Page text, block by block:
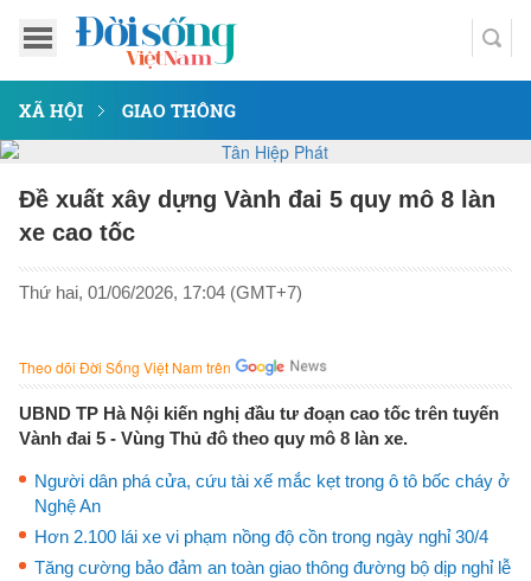
XÃ HỘI GIAO THÔNG
Đề xuất xây dựng Vành đai 5 quy mô 8 làn
xe cao tốc
Thứ hai, 01/06/2026, 17:04 (GMT+7)
Theo dõi Đời Sống Việt Nam trên
UBND TP Hà Nội kiến nghị đầu tư đoạn cao tốc trên tuyến
Vành đai 5 - Vùng Thủ đô theo quy mô 8 làn xe.
Người dân phá cửa, cứu tài xế mắc kẹt trong ô tô bốc cháy ở
Nghệ An
Hơn 2.100 lái xe vi phạm nồng độ cồn trong ngày nghỉ 30/4
Tăng cường bảo đảm an toàn giao thông đường bộ dịp nghỉ lễ